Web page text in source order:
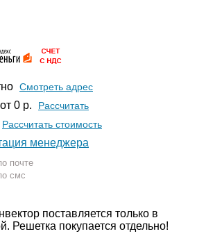
Смотреть адрес
0 р. Расcчитать
Рассчитать стоимость
менеджера
почте
смс
поставляется только в
Решетка покупается отдельно!